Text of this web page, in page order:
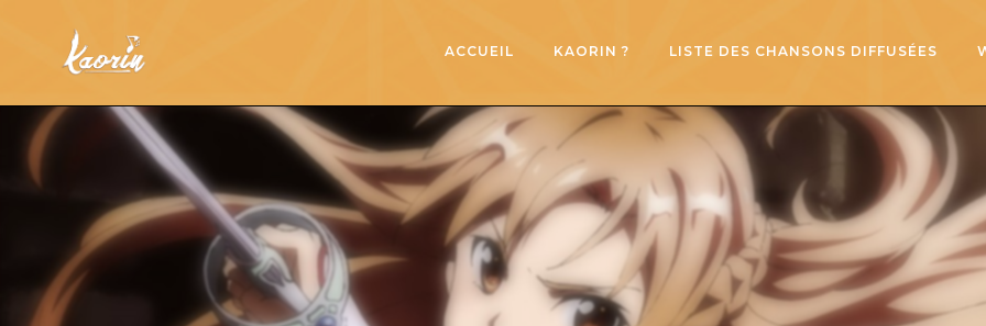
ACCUEIL KAORIN ? LISTE DES CHANSONS DIFFUSÉES